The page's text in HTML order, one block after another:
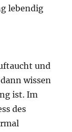
lebendig
und
wissen
ist. Im
des